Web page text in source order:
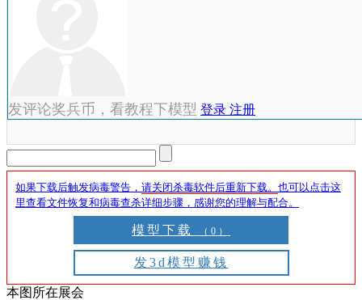
发评论奖兵币，看教程下模型 登录 注册
如果下载后触发病毒警告， 请关闭杀毒软件后重新下载。 也可以点击这
里查看文件恢复和病毒查杀详细步骤，感谢您的理解与配合。
模型下载 （0）
发3d模型赚钱
本图所在展会